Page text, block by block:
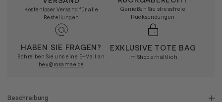
Kostenloser Versand für alle
Bestellungen
Genießen Sie stressfreie
Rücksendungen
HABEN SIE FRAGEN?
Schreiben Sie uns eine E-Mail an
hey@rosamae.de
EXKLUSIVE TOTE BAG
Im Shop erhältlich
Beschreibung